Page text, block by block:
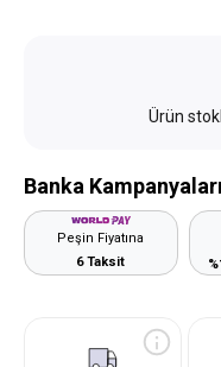
Ürün
Banka Kampanyaları
Peşin Fiyatına
6 Taksit